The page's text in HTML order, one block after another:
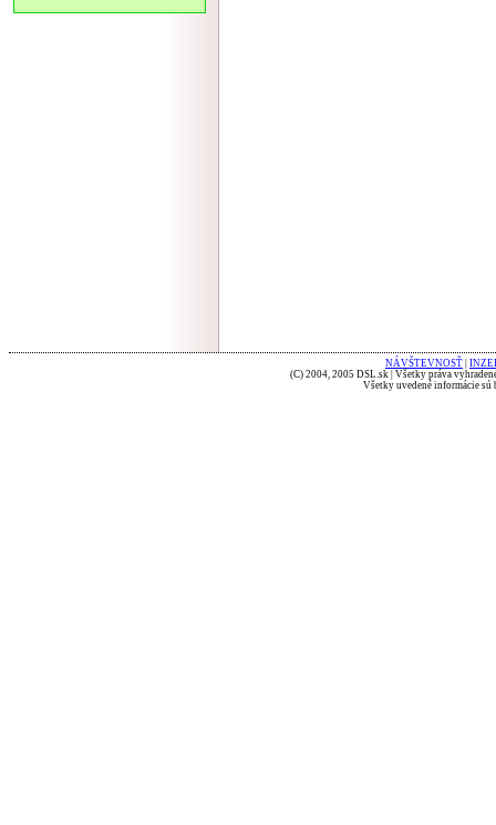
NÁVŠTEVNOSŤ
(C) 2004, 2005 DSL.sk | Všetky práva
Všetky uvedené informácie sú